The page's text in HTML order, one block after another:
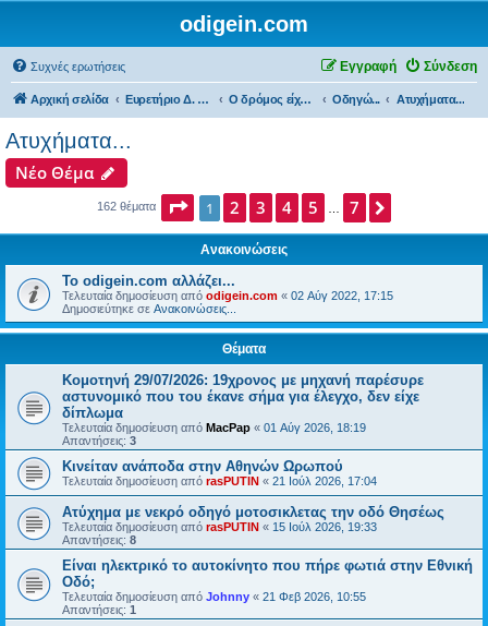
odigein.com
Συχνές ερωτήσεις Σύνδεση
Εγγραφή
Αρχική σελίδα Ευρετήριο Δ. Συζήτησης Ο δρόμος είχε την δική του Ιστορία... Οδηγώ... Ατυχήματα...
Ατυχήματα...
Νέο Θέμα
162 θέματα Σελίδα 1από
1 2 3 4 5 7
Ανακοινώσεις
Το odigein.com αλλάζει...
Τελευταία δημοσίευση από odigein.com « 02 Αύγ 2022, 17:15
Δημοσιεύτηκε σε Ανακοινώσεις...
Θέματα
Κομοτηνή 29/07/2026: 19χρονος με μηχανή παρέσυρε
αστυνομικό που του έκανε σήμα για έλεγχο, δεν είχε
δίπλωμα
Τελευταία δημοσίευση από MacPap « 01 Αύγ 2026, 18:19
Απαντήσεις: 3
Κινείταν ανάποδα στην Αθηνών Ωρωπού
Τελευταία δημοσίευση από rasPUTIN « 21 Ιούλ 2026, 17:04
Ατύχημα με νεκρό οδηγό μοτοσικλετας την οδό Θησέως
Τελευταία δημοσίευση από rasPUTIN « 15 Ιούλ 2026, 19:33
Απαντήσεις: 8
Είναι ηλεκτρικό το αυτοκίνητο που πήρε φωτιά στην Εθνική
Οδό;
Τελευταία δημοσίευση από Johnny « 21 Φεβ 2026, 10:55
Απαντήσεις: 1